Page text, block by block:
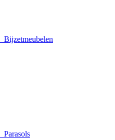
Bijzetmeubelen
Parasols